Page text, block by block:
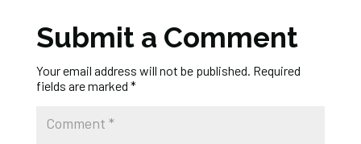
Submit a Comment
Your email address will not be published. Required
fields are marked *